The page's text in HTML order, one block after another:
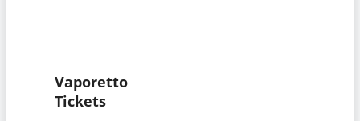
Vaporetto
Tickets